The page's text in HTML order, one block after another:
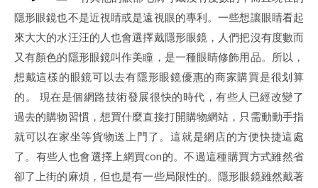
隱形眼鏡也不是近視睛或是遠視眼的專利。一些想讓眼睛看起
來大大的水汪汪的人也會選擇戴隱形眼鏡，人們把沒有度數而
又有顏色的隱形眼鏡叫作美瞳，是一種眼睛修飾用品。所以，
想戴這樣的眼鏡可以去有隱形眼鏡優惠的商家購買是很划算
的。 現在是個網路技術發展很快的時代，有些人已經改變了
過去的購物習慣，想買什麼直接打開購物網站，只需動動手指
就可以在家坐等貨物送上門了。這就是網店的方便快捷這處
了。有些人也會選擇上網買con的。不過這種購買方式雖然省
卻了上街的麻煩，但也是有一些局限性的。隱形眼鏡雖然戴著